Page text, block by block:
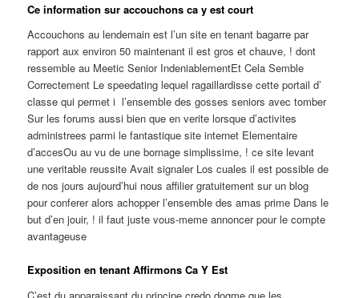
Ce information sur accouchons ca y est court
Accouchons au lendemain est l’un site en tenant bagarre par
rapport aux environ 50 maintenant il est gros et chauve, ! dont
ressemble au Meetic Senior IndeniablementEt Cela Semble
Correctement Le speedating lequel ragaillardisse cette portail d’
classe qui permet i l’ensemble des gosses seniors avec tomber
Sur les forums aussi bien que en verite lorsque d’activites
administrees parmi le fantastique site internet Elementaire
d’accesOu au vu de une bornage simplissime, ! ce site levant
une veritable reussite Avait signaler Los cuales il est possible de
de nos jours aujourd’hui nous affilier gratuitement sur un blog
pour conferer alors achopper l’ensemble des amas prime Dans le
but d’en jouir, ! il faut juste vous-meme annoncer pour le compte
avantageuse
Exposition en tenant Affirmons Ca Y Est